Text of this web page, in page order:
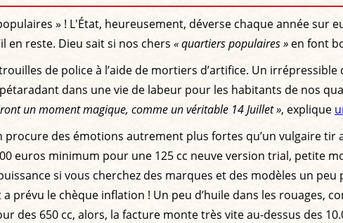
» ! L'État, heureusement, déverse chaque année sur
en reste. Dieu sait si nos chers « quartiers populaires » en font
de police à l’aide de mortiers d’artifice. Un
dans une vie de labeur pour les habitants de nos
un moment magique, comme un véritable 14 Juillet », explique
procure des émotions autrement plus fortes qu’un vulgaire
euros minimum pour une 125 cc neuve version trial, petite
si vous cherchez des marques et des modèles un peu
prévu le chèque inflation ! Un peu d’huile dans les rouages,
des 650 cc, alors, la facture monte très vite au-dessus des